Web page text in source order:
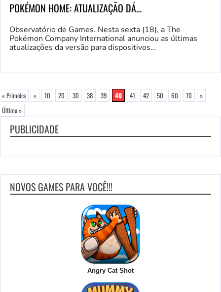
POKÉMON HOME: ATUALIZAÇÃO DÁ…
Observatório de Games. Nesta sexta (18), a The
Pokémon Company International anunciou as últimas
atualizações da versão para dispositivos…
« Primeira « 10 20 30 38 39 40 41 42 50 60 70
»
Última »
PUBLICIDADE
NOVOS GAMES PARA VOCÊ!!!
Angry Cat Shot